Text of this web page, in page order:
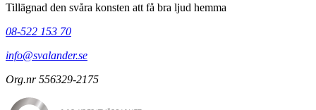
Tillägnad den svåra konsten att få bra ljud hemma
08-522 153 70
info@svalander.se
Org.nr 556329-2175